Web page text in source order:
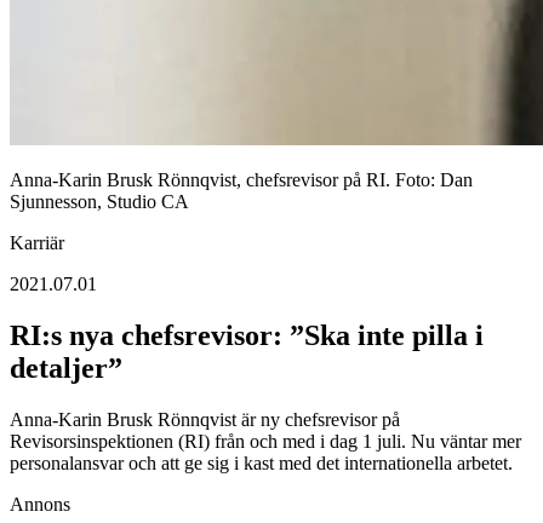
Anna-Karin Brusk Rönnqvist, chefsrevisor på RI. Foto: Dan
Sjunnesson, Studio CA
Karriär
2021.07.01
RI:s nya chefsrevisor: ”Ska inte pilla i
detaljer”
Anna-Karin Brusk Rönnqvist är ny chefsrevisor på
Revisorsinspektionen (RI) från och med i dag 1 juli. Nu väntar mer
personalansvar och att ge sig i kast med det internationella arbetet.
Annons